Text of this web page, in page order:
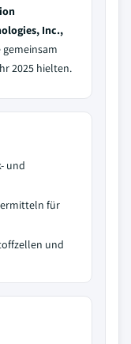
Inc.,
gemeinsam
2025 hielten.
und
für
und